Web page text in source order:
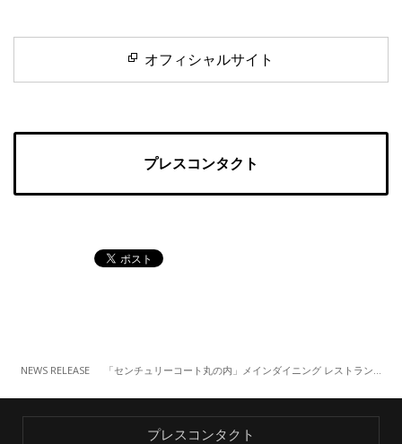
オフィシャルサイト
プレスコンタクト
NEWS RELEASE
プレスコンタクト